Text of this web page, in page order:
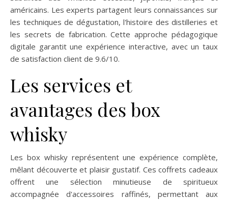
américains. Les experts partagent leurs connaissances sur
les techniques de dégustation, l'histoire des distilleries et
les secrets de fabrication. Cette approche pédagogique
digitale garantit une expérience interactive, avec un taux
de satisfaction client de 9.6/10.
Les services et
avantages des box
whisky
Les box whisky représentent une expérience complète,
mêlant découverte et plaisir gustatif. Ces coffrets cadeaux
offrent une sélection minutieuse de spiritueux
accompagnée d'accessoires raffinés, permettant aux